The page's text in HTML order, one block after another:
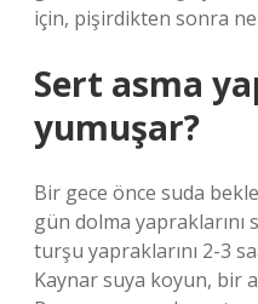
için, pişirdikten sonra
Sert asma
yumuşar?
Bir gece önce suda
gün dolma yapraklarını
turşu yapraklarını 2-3
Kaynar suya koyun, bir